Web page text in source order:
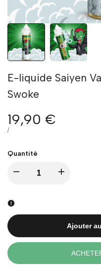
E-liquide Saiyen
Swoke
Prix
en
solde
19,90 €
PRIX
/PAR
Quantité
I18n
Missing
interpolation
value
I18n
interpolation
value
Ajouter